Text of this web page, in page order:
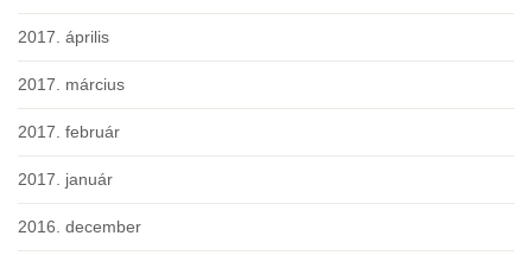
2017. április
2017. március
2017. február
2017. január
2016. december